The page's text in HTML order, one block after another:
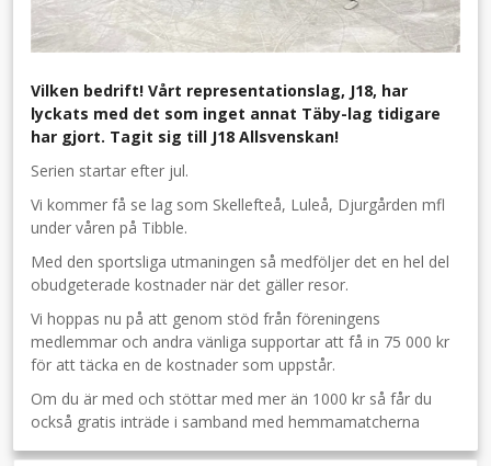
Vilken bedrift! Vårt representationslag, J18, har
lyckats med det som inget annat Täby-lag tidigare
har gjort. Tagit sig till J18 Allsvenskan!
Serien startar efter jul.
Vi kommer få se lag som Skellefteå, Luleå, Djurgården mfl
under våren på Tibble.
Med den sportsliga utmaningen så medföljer det en hel del
obudgeterade kostnader när det gäller resor.
Vi hoppas nu på att genom stöd från föreningens
medlemmar och andra vänliga supportar att få in 75 000 kr
för att täcka en de kostnader som uppstår.
Om du är med och stöttar med mer än 1000 kr så får du
också gratis inträde i samband med hemmamatcherna